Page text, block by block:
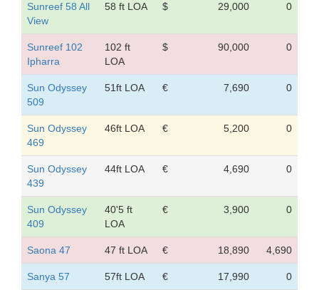
Sunreef 58 All
View
58 ft LOA $ 29,000 0
Sunreef 102
Ipharra
102 ft
LOA
$ 90,000 0
Sun Odyssey
509
51ft LOA € 7,690 0
Sun Odyssey
469
46ft LOA € 5,200 0
Sun Odyssey
439
44ft LOA € 4,690 0
Sun Odyssey
409
40'5 ft
LOA
€ 3,900 0
Saona 47 47 ft LOA € 18,890 4,690
Sanya 57 57ft LOA € 17,990 0